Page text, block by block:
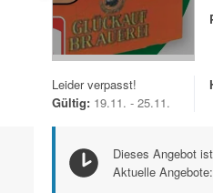
Leider verpasst!
Gültig: 19.11. - 25.11.
Dieses Angebot
Aktuelle Angebote: